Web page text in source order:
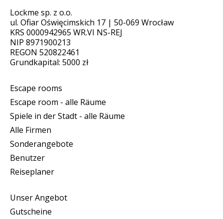
Lockme sp. z o.o.
ul. Ofiar Oświęcimskich 17 | 50-069 Wrocław
KRS 0000942965 WR.VI NS-REJ
NIP 8971900213
REGON 520822461
Grundkapital: 5000 zł
Escape rooms
Escape room - alle Räume
Spiele in der Stadt - alle Räume
Alle Firmen
Sonderangebote
Benutzer
Reiseplaner
Unser Angebot
Gutscheine